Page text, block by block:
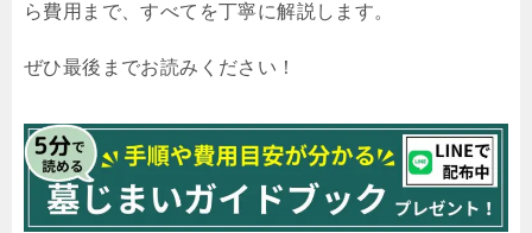
ら費用まで、すべてを丁寧に解説します。
ぜひ最後までお読みください！